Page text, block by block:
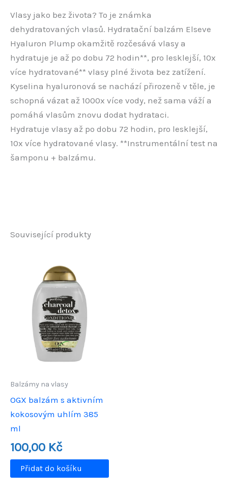
Vlasy jako bez života? To je známka
dehydratovaných vlasů. Hydratační balzám Elseve
Hyaluron Plump okamžitě rozčesává vlasy a
hydratuje je až po dobu 72 hodin**, pro lesklejší, 10x
více hydratované** vlasy plné života bez zatížení.
Kyselina hyaluronová se nachází přirozeně v těle, je
schopná vázat až 1000x více vody, než sama váží a
pomáhá vlasům znovu dodat hydrataci.
Hydratuje vlasy až po dobu 72 hodin, pro lesklejší,
10x více hydratované vlasy. **Instrumentální test na
šamponu + balzámu.
Související produkty
Balzámy na vlasy
OGX balzám s aktivním
kokosovým uhlím 385
ml
100,00 Kč
Přidat do košíku